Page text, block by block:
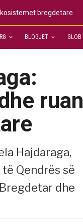
bregdetare
BLOGJET GLOB
ruan
Hajdaraga,
Qendrës së
dhe